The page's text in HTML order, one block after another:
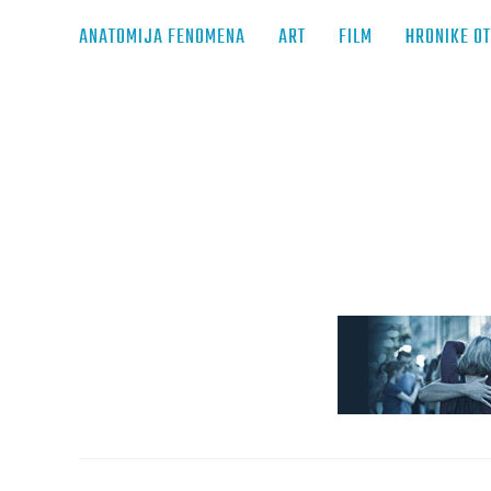
ANATOMIJA FENOMENA ART FILM HRONIKE